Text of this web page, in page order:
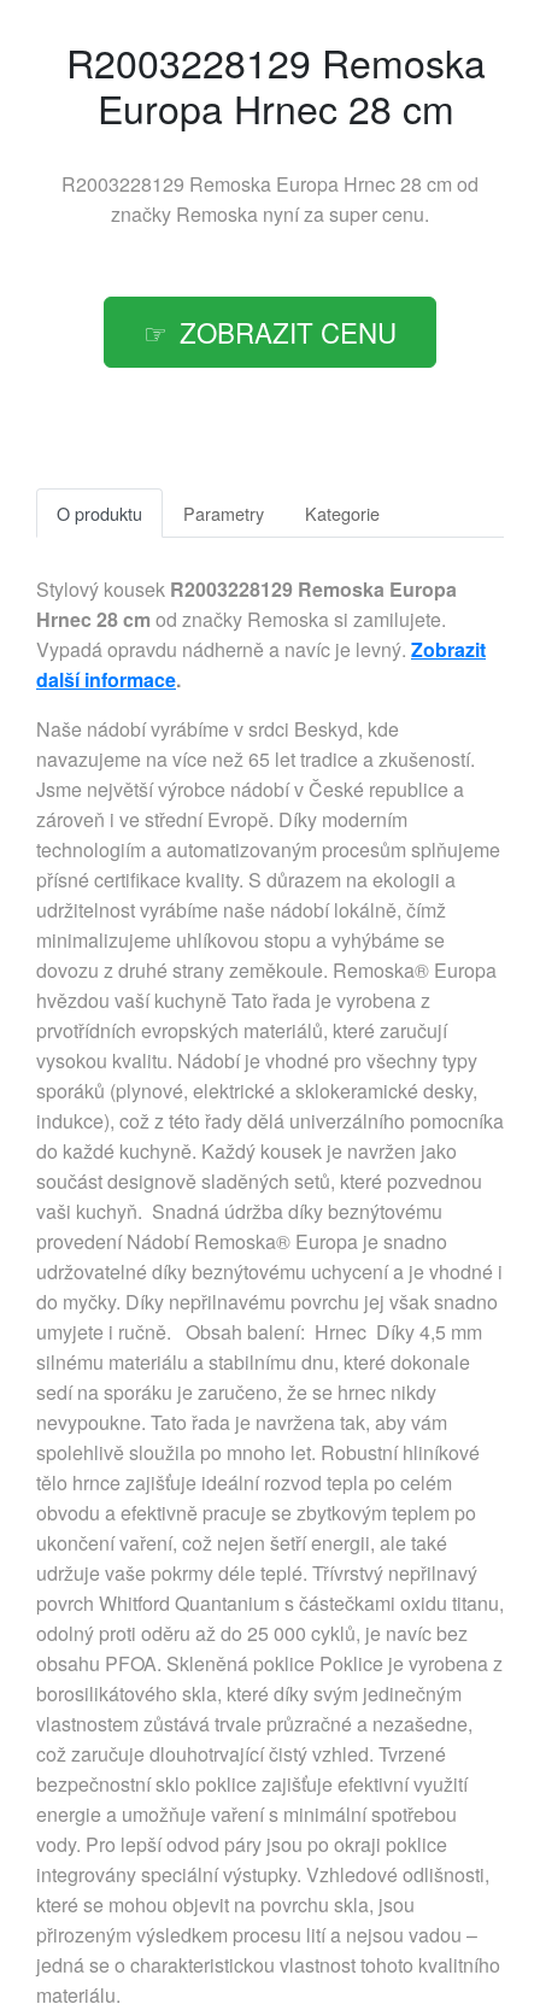
R2003228129 Remoska
Europa Hrnec 28 cm
R2003228129 Remoska Europa Hrnec 28 cm od
značky Remoska nyní za super cenu.
ZOBRAZIT CENU
O produktu Parametry Kategorie
Stylový kousek R2003228129 Remoska Europa
Hrnec 28 cm od značky Remoska si zamilujete.
Vypadá opravdu nádherně a navíc je levný. Zobrazit
další informace.
Naše nádobí vyrábíme v srdci Beskyd, kde
navazujeme na více než 65 let tradice a zkušeností.
Jsme největší výrobce nádobí v České republice a
zároveň i ve střední Evropě. Díky moderním
technologiím a automatizovaným procesům splňujeme
přísné certifikace kvality. S důrazem na ekologii a
udržitelnost vyrábíme naše nádobí lokálně, čímž
minimalizujeme uhlíkovou stopu a vyhýbáme se
dovozu z druhé strany zeměkoule. Remoska® Europa
hvězdou vaší kuchyně Tato řada je vyrobena z
prvotřídních evropských materiálů, které zaručují
vysokou kvalitu. Nádobí je vhodné pro všechny typy
sporáků (plynové, elektrické a sklokeramické desky,
indukce), což z této řady dělá univerzálního pomocníka
do každé kuchyně. Každý kousek je navržen jako
součást designově sladěných setů, které pozvednou
vaši kuchyň. Snadná údržba díky beznýtovému
provedení Nádobí Remoska® Europa je snadno
udržovatelné díky beznýtovému uchycení a je vhodné i
do myčky. Díky nepřilnavému povrchu jej však snadno
umyjete i ručně. Obsah balení: Hrnec Díky 4,5 mm
silnému materiálu a stabilnímu dnu, které dokonale
sedí na sporáku je zaručeno, že se hrnec nikdy
nevypoukne. Tato řada je navržena tak, aby vám
spolehlivě sloužila po mnoho let. Robustní hliníkové
tělo hrnce zajišťuje ideální rozvod tepla po celém
obvodu a efektivně pracuje se zbytkovým teplem po
ukončení vaření, což nejen šetří energii, ale také
udržuje vaše pokrmy déle teplé. Třívrstvý nepřilnavý
povrch Whitford Quantanium s částečkami oxidu titanu,
odolný proti oděru až do 25 000 cyklů, je navíc bez
obsahu PFOA. Skleněná poklice Poklice je vyrobena z
borosilikátového skla, které díky svým jedinečným
vlastnostem zůstává trvale průzračné a nezašedne,
což zaručuje dlouhotrvající čistý vzhled. Tvrzené
bezpečnostní sklo poklice zajišťuje efektivní využití
energie a umožňuje vaření s minimální spotřebou
vody. Pro lepší odvod páry jsou po okraji poklice
integrovány speciální výstupky. Vzhledové odlišnosti,
které se mohou objevit na povrchu skla, jsou
přirozeným výsledkem procesu lití a nejsou vadou –
jedná se o charakteristickou vlastnost tohoto kvalitního
materiálu.